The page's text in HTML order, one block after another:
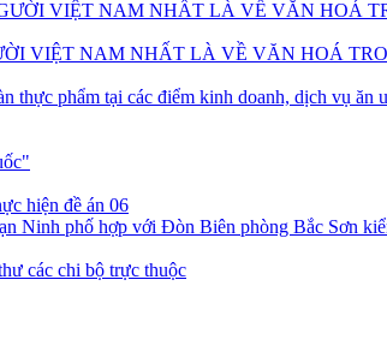
VIỆT NAM NHẤT LÀ VỀ VĂN HOÁ
thực phẩm tại các điểm kinh doanh, dịch vụ ăn
hiện đề án 06
Ninh phố hợp với Đòn Biên phòng Bắc Sơn
các chi bộ trực thuộc